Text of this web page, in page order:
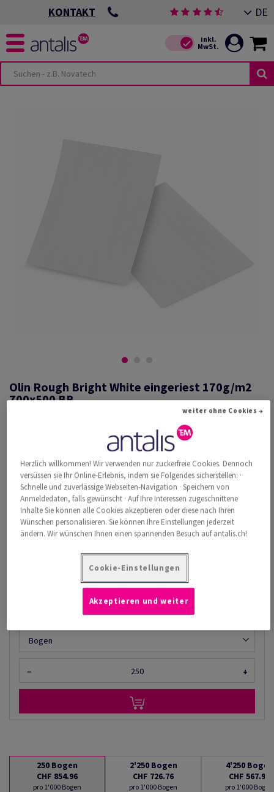
KONTAKT DE
Olin Rough Bright White eingeriest 170g/m2
700x500 BB
Olin, Rough, Bright White, matt, holzfrei ECF, 170g/m2, 700mm x
500mm, BB, Paket zu 250 Bogen/Blatt, FSC Mix Credit
Weitere Produktinformationen
Produkt weiterempfehlen
Katalogpreis inkl. MwSt.
CHF 854.96 33.57% Rabatt
LIEFERBAR AB 07/08/2026
Bogen
− +
250 Bogen
CHF 854.96
pro 1'000 Bogen
2'250 Bogen
CHF 726.76
pro 1'000 Bogen
4'250 Bogen
CHF 567.96
pro 1'000 Bogen
Herzlich willkommen! Wir verwenden nur zuckerfreie Cookies. Dennoch
versüssen sie Ihr Online-Erlebnis, indem sie Folgendes sicherstellen: ·
Schnelle und zuverlässige Webseiten-Navigation · Speichern von
Anmeldedaten, falls gewünscht · Auf Ihre Interessen zugeschnittene
Inhalte Sie können alle Cookies akzeptieren oder diese nach Ihren
Wünschen personalisieren. Sie können Ihre Einstellungen jederzeit
ändern. Wir wünschen Ihnen einen spannenden Besuch auf antalis.ch!
Cookie-Einstellungen
weiter ohne Cookies →
Akzeptieren und weiter